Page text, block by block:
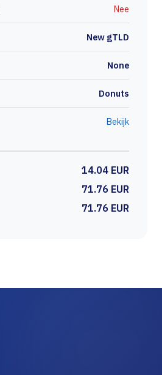
Nee
New gTLD
None
Donuts
Bekijk
14.04 EUR
71.76 EUR
71.76 EUR